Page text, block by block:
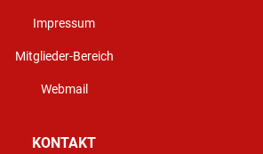
Impressum
Mitglieder-Bereich
Webmail
KONTAKT